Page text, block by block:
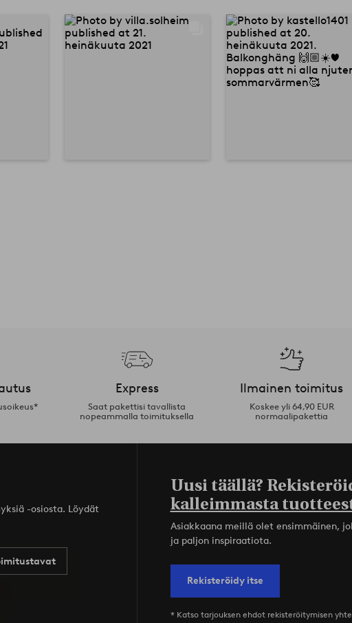
Express
Saat pakettisi tavallista
nopeammalla toimituksella
Ilmainen toimitus
Koskee yli 64,90 EUR
normaalipakettia
-osiosta. Löydät
Uusi täällä?
kalleimmasta
Asiakkaana meillä olet ensimmäinen,
ja paljon inspiraatiota.
Rekisteröidy itse
* Katso tarjouksen ehdot rekisteröitymisen